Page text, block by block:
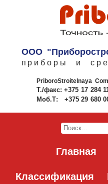
ООО
приборы и
PriboroStroitelnaya
Т./факс: +375 17 284
Моб.Т:
+375 29 680
Главная
Классификация